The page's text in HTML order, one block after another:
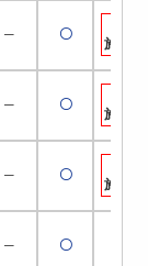
─ 〇
施工店
─ 〇
施工店
─ 〇
施工店
─ 〇